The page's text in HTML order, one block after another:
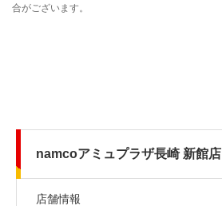
namcoアミュプラザ長崎 新館店
店舗情報